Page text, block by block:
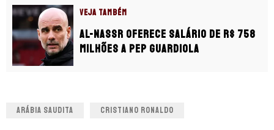
VEJA TAMBÉM
Al-Nassr oferece salário de R$ 758
milhões a Pep Guardiola
ARÁBIA SAUDITA CRISTIANO RONALDO